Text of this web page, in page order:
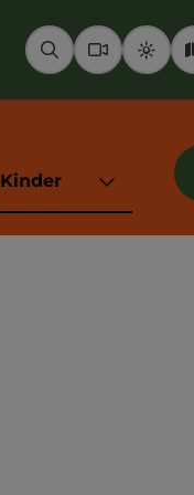
Suchen
Kinder